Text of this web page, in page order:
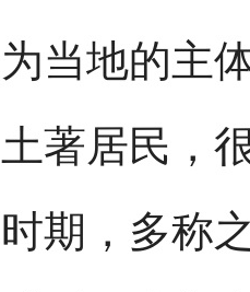
为当地的主
土著居民，
时期，多称